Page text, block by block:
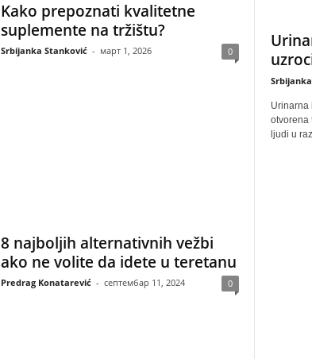
Kako prepoznati kvalitetne
suplemente na tržištu?
Srbijanka Stanković - март 1, 2026 0
8 najboljih alternativnih vežbi
ako ne volite da idete u teretanu
Predrag Konatarević - септембар 11, 2024 0
Urinarna
otvorena
ljudi u